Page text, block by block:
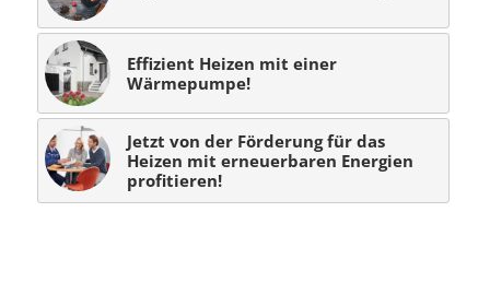
Effizient Heizen mit einer
Wärmepumpe!
Jetzt von der Förderung für das
Heizen mit erneuerbaren Energien
profitieren!